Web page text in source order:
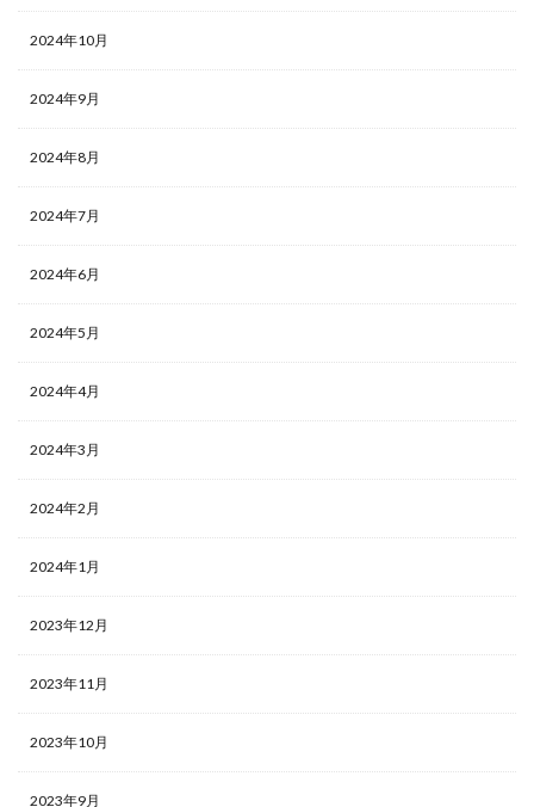
2024年10月
2024年9月
2024年8月
2024年7月
2024年6月
2024年5月
2024年4月
2024年3月
2024年2月
2024年1月
2023年12月
2023年11月
2023年10月
2023年9月